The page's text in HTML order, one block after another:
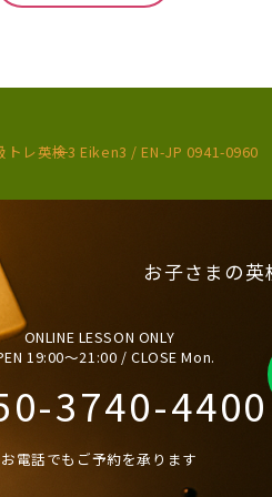
トレ英検3 Eiken3 / EN-JP 0941-0960
お子さまの
ONLINE LESSON ONLY
19:00〜21:00 / CLOSE Mon.
3740-4400
お電話でもご予約を承ります